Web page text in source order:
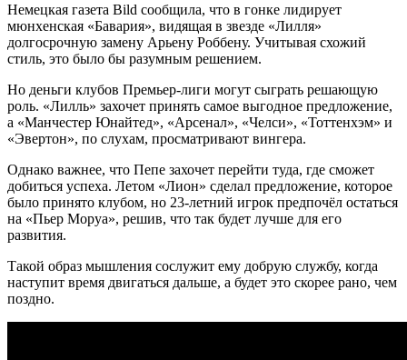
Немецкая газета Bild сообщила, что в гонке лидирует
мюнхенская «Бавария», видящая в звезде «Лилля»
долгосрочную замену Арьену Роббену. Учитывая схожий
стиль, это было бы разумным решением.
Но деньги клубов Премьер-лиги могут сыграть решающую
роль. «Лилль» захочет принять самое выгодное предложение,
а «Манчестер Юнайтед», «Арсенал», «Челси», «Тоттенхэм» и
«Эвертон», по слухам, просматривают вингера.
Однако важнее, что Пепе захочет перейти туда, где сможет
добиться успеха. Летом «Лион» сделал предложение, которое
было принято клубом, но 23-летний игрок предпочёл остаться
на «Пьер Моруа», решив, что так будет лучше для его
развития.
Такой образ мышления сослужит ему добрую службу, когда
наступит время двигаться дальше, а будет это скорее рано, чем
поздно.